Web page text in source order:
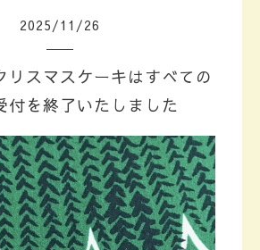
2025/11 /26
リスマスケーキはすべての
を終了いたしました